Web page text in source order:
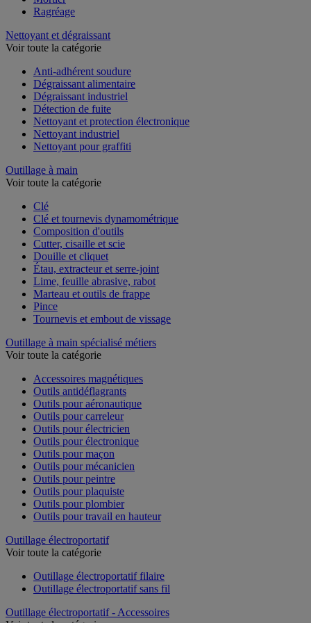
Ragréage
Nettoyant et dégraissant
Voir toute la catégorie
Anti-adhérent soudure
Dégraissant alimentaire
Dégraissant industriel
Détection de fuite
Nettoyant et protection électronique
Nettoyant industriel
Nettoyant pour graffiti
Outillage à main
Voir toute la catégorie
Clé
Clé et tournevis dynamométrique
Composition d'outils
Cutter, cisaille et scie
Douille et cliquet
Étau, extracteur et serre-joint
Lime, feuille abrasive, rabot
Marteau et outils de frappe
Pince
Tournevis et embout de vissage
Outillage à main spécialisé métiers
Voir toute la catégorie
Accessoires magnétiques
Outils antidéflagrants
Outils pour aéronautique
Outils pour carreleur
Outils pour électricien
Outils pour électronique
Outils pour maçon
Outils pour mécanicien
Outils pour peintre
Outils pour plaquiste
Outils pour plombier
Outils pour travail en hauteur
Outillage électroportatif
Voir toute la catégorie
Outillage électroportatif filaire
Outillage électroportatif sans fil
Outillage électroportatif - Accessoires